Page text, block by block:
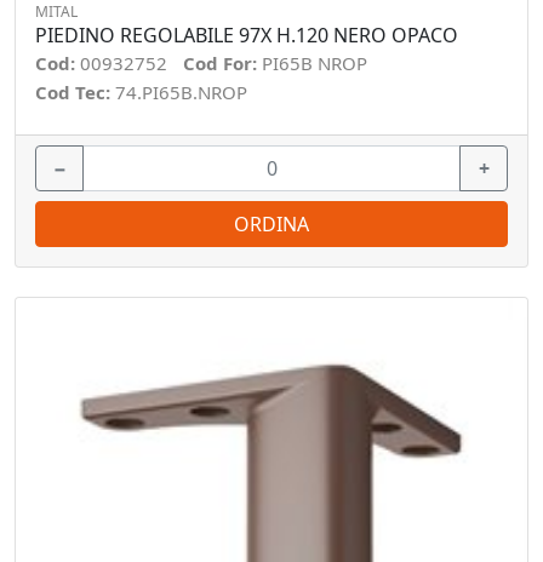
MITAL
PIEDINO REGOLABILE 97X H.120 NERO OPACO
Cod: 00932752 Cod For: PI65B NROP
Cod Tec: 74.PI65B.NROP
− +
ORDINA